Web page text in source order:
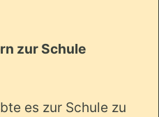
zur Schule
es zur Schule zu